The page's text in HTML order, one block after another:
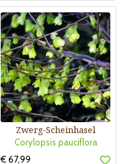
Zwerg-Scheinhasel
Corylopsis pauciflora
€ 67,99